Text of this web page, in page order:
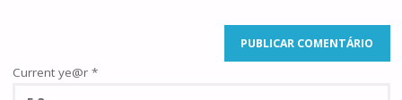
Current ye@r *